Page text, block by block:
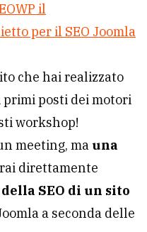
il
per il SEO Joomla
che hai realizzato
primi posti dei motori
workshop!
meeting, ma una
direttamente
SEO di un sito
a seconda delle